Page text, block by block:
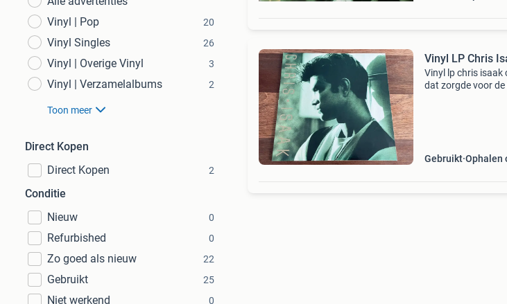
Vinyl | Pop
20
Vinyl Singles 26
Vinyl | Overige Vinyl 3
Vinyl | Verzamelalbums 2
Toon meer
Direct Kopen
Direct Kopen
2
Conditie
Nieuw
0
Refurbished 0
Zo goed als nieuw 22
Gebruikt 25
Niet werkend 0
Vinyl LP Chris
Vinyl lp chris isaak
dat zorgde voor
Gebruikt Ophalen